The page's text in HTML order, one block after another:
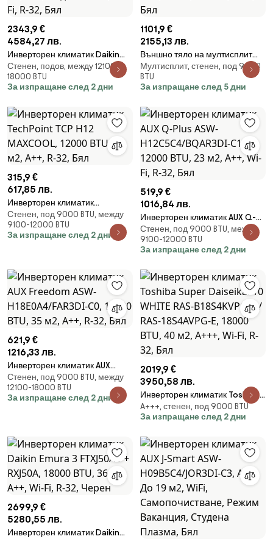
2343,9 €
4584,27 лв.
Инверторен климатик Daikin
Perfera FVXM50B + RXM50A9,
18000 BTU, 36 м2, А++, Подово
тяло, Wi-Fi, R-32, Бял
Стенен, подов, между 12100-
18000 BTU
За изпращане след 2 дни
1101,9 €
2155,13 лв.
Външно тяло на мултисплит
система Gree
GWHD(24)NK6LOO, 24000 BTU,
52 м2, A++/A+, R-32, Бял
Мултисплит, стенен, под 9000
BTU
За изпращане след 5 дни
315,9 €
617,85 лв.
Инверторен климатик
TechPoint TCP H12 MAXCOOL,
12000 BTU, 22 м2, A++, R-32,
Бял
Стенен, под 9000 BTU, между
9100-12000 BTU
За изпращане след 2 дни
519,9 €
1016,84 лв.
Инверторен климатик AUX Q-
Plus ASW-H12C5C4/BQAR3DI-
C1, 12000 BTU, 23 м2, A++, Wi-Fi,
R-32, Бял
Стенен, под 9000 BTU, между
9100-12000 BTU
За изпращане след 2 дни
621,9 €
1216,33 лв.
Инверторен климатик AUX
Freedom ASW-H18E0A4/FAR3DI-
C0, 18000 BTU, 35 м2, А++, R-
32, Бял
Стенен, под 9000 BTU, между
12100-18000 BTU
За изпращане след 2 дни
2019,9 €
3950,58 лв.
Инверторен климатик Toshiba
Super Daiseikai 10 WHITE RAS-
B18S4KVPG-E / RAS-18S4AVPG-E,
R-32, Бял
A+++, стенен, под 9000 BTU
За изпращане след 2 дни
2699,9 €
5280,55 лв.
Инверторен климатик Daikin